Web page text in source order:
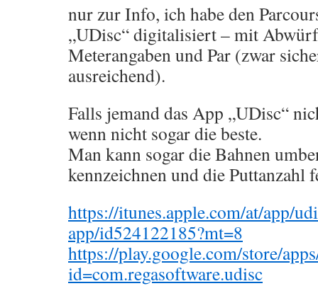
nur zur Info, ich habe den
„UDisc“ digitalisiert – mit
Meterangaben und Par (zwar
ausreichend).
Falls jemand das App „UDisc“
wenn nicht sogar die beste.
Man kann sogar die Bahnen
kennzeichnen und die Puttanzahl
https://itunes.apple.com/at/app/
app/id524122185?mt=8
https://play.google.com/store/
id=com.regasoftware.udisc